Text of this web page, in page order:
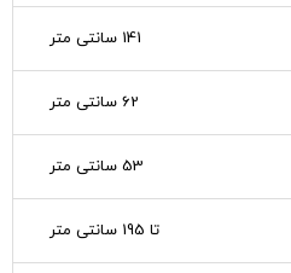
تا 195 سانتی متر